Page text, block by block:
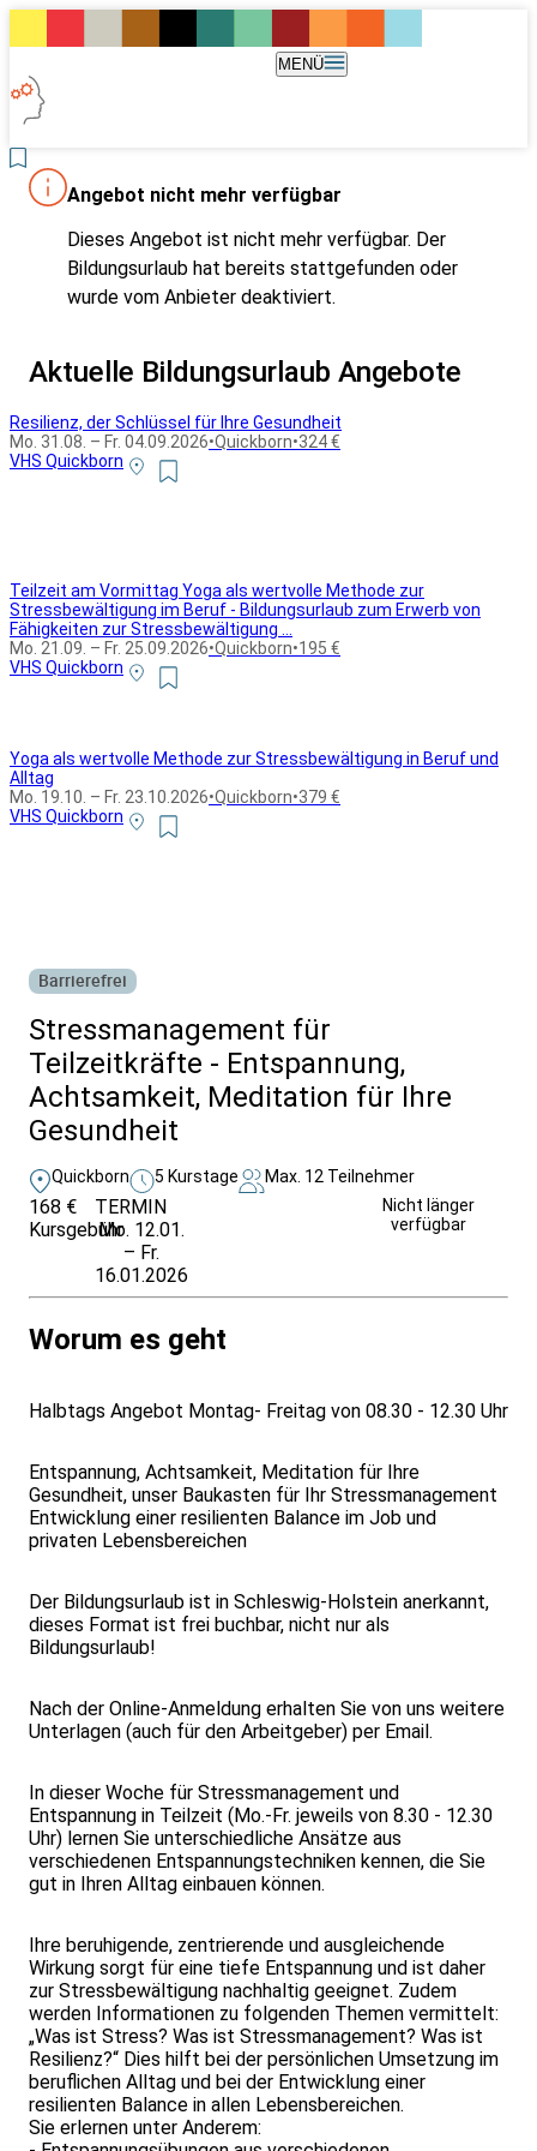
MENÜ
Angebot nicht mehr verfügbar
Dieses Angebot ist nicht mehr verfügbar. Der
Bildungsurlaub hat bereits stattgefunden oder
wurde vom Anbieter deaktiviert.
Aktuelle Bildungsurlaub Angebote
Resilienz, der Schlüssel für Ihre Gesundheit
Mo. 31.08. – Fr. 04.09.2026•Quickborn•324 €
VHS Quickborn
Teilzeit am Vormittag Yoga als wertvolle Methode zur
Stressbewältigung im Beruf - Bildungsurlaub zum Erwerb von
Fähigkeiten zur Stressbewältigung ...
Mo. 21.09. – Fr. 25.09.2026•Quickborn•195 €
VHS Quickborn
Yoga als wertvolle Methode zur Stressbewältigung in Beruf und
Alltag
Mo. 19.10. – Fr. 23.10.2026•Quickborn•379 €
VHS Quickborn
Barrierefrei
Stressmanagement für
Teilzeitkräfte - Entspannung,
Achtsamkeit, Meditation für Ihre
Gesundheit
Quickborn 5 Kurstage Max. 12 Teilnehmer
168 €
Kursgebühr
TERMIN
Mo. 12.01.
– Fr.
16.01.2026
Nicht länger
verfügbar
Worum es geht
Halbtags Angebot Montag- Freitag von 08.30 - 12.30 Uhr
Entspannung, Achtsamkeit, Meditation für Ihre
Gesundheit, unser Baukasten für Ihr Stressmanagement
Entwicklung einer resilienten Balance im Job und
privaten Lebensbereichen
Der Bildungsurlaub ist in Schleswig-Holstein anerkannt,
dieses Format ist frei buchbar, nicht nur als
Bildungsurlaub!
Nach der Online-Anmeldung erhalten Sie von uns weitere
Unterlagen (auch für den Arbeitgeber) per Email.
In dieser Woche für Stressmanagement und
Entspannung in Teilzeit (Mo.-Fr. jeweils von 8.30 - 12.30
Uhr) lernen Sie unterschiedliche Ansätze aus
verschiedenen Entspannungstechniken kennen, die Sie
gut in Ihren Alltag einbauen können.
Ihre beruhigende, zentrierende und ausgleichende
Wirkung sorgt für eine tiefe Entspannung und ist daher
zur Stressbewältigung nachhaltig geeignet. Zudem
werden Informationen zu folgenden Themen vermittelt:
„Was ist Stress? Was ist Stressmanagement? Was ist
Resilienz?“ Dies hilft bei der persönlichen Umsetzung im
beruflichen Alltag und bei der Entwicklung einer
resilienten Balance in allen Lebensbereichen.
Sie erlernen unter Anderem: